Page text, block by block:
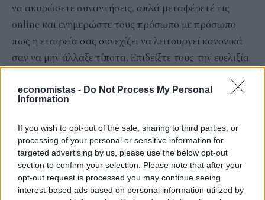
economistas - Do Not Process My Personal
Information
If you wish to opt-out of the sale, sharing to third parties, or
processing of your personal or sensitive information for
targeted advertising by us, please use the below opt-out
section to confirm your selection. Please note that after your
opt-out request is processed you may continue seeing
interest-based ads based on personal information utilized by
να ακυρώσετε συναντήσεις, απλά μεταφέρετέ τις
online και ενημερώστε τους πρόσωπο με πρόσωπο
πως η εταιρεία σας συνεχίζει να λειτουργεί κανονικά
σαν να μην άλλαξε τίποτα. Επιδείξτε τους την ευελιξία
με την ευστροφία σας. Μπορείτε να πάτε κι ένα βήμα
θα το κάνουν και οι ίδιοι. Οργανώστε ψηφιακά
workshops ή καθοδηγήστε τους στα σωστά εργαλεία
που θα τους βοηθήσουν να μεταφέρουν τη λειτουργία
τους online, ώστε να επιβεβαιώσετε ότι δε θα
σταματήσουν να είναι αποδοτικοί και παραγωγικοί!